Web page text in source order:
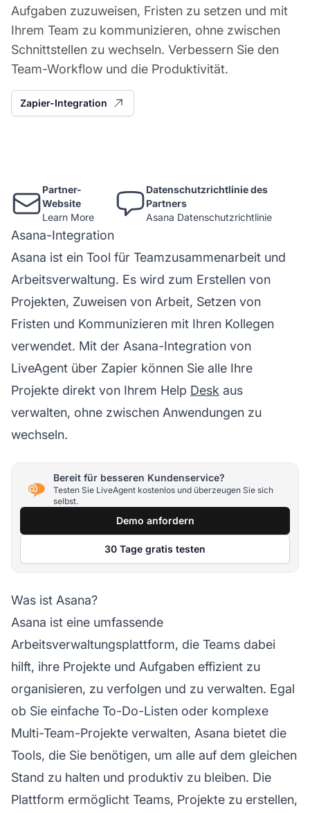
Aufgaben zuzuweisen, Fristen zu setzen und mit
Ihrem Team zu kommunizieren, ohne zwischen
Schnittstellen zu wechseln. Verbessern Sie den
Team-Workflow und die Produktivität.
Zapier-Integration
Partner-
Website
Learn More
Datenschutzrichtlinie des
Partners
Asana Datenschutzrichtlinie
Asana-Integration
Asana ist ein Tool für Teamzusammenarbeit und
Arbeitsverwaltung. Es wird zum Erstellen von
Projekten, Zuweisen von Arbeit, Setzen von
Fristen und Kommunizieren mit Ihren Kollegen
verwendet. Mit der Asana-Integration von
LiveAgent über Zapier können Sie alle Ihre
Projekte direkt von Ihrem Help Desk aus
verwalten, ohne zwischen Anwendungen zu
wechseln.
Bereit für besseren Kundenservice?
Testen Sie LiveAgent kostenlos und überzeugen Sie sich
selbst.
Demo anfordern
30 Tage gratis testen
Was ist Asana?
Asana ist eine umfassende
Arbeitsverwaltungsplattform, die Teams dabei
hilft, ihre Projekte und Aufgaben effizient zu
organisieren, zu verfolgen und zu verwalten. Egal
ob Sie einfache To-Do-Listen oder komplexe
Multi-Team-Projekte verwalten, Asana bietet die
Tools, die Sie benötigen, um alle auf dem gleichen
Stand zu halten und produktiv zu bleiben. Die
Plattform ermöglicht Teams, Projekte zu erstellen,